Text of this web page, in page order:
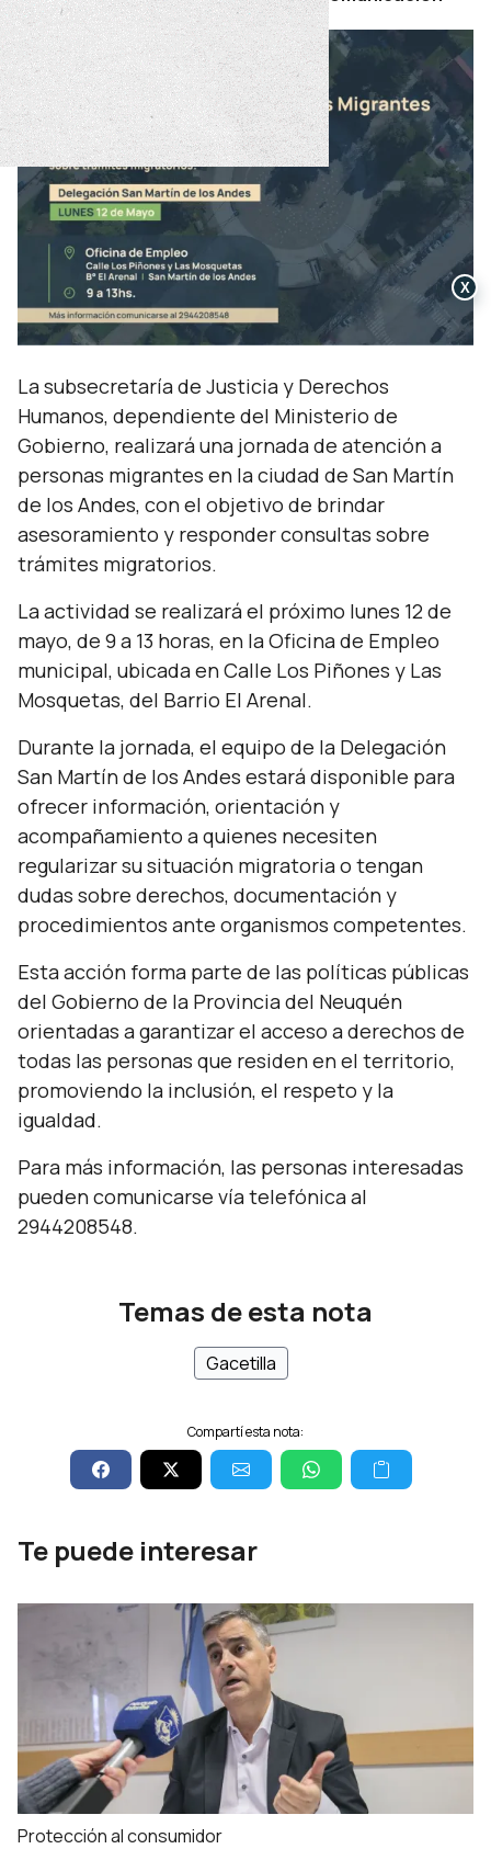
La subsecretaría de Justicia y Derechos
Humanos, dependiente del Ministerio de
Gobierno, realizará una jornada de atención a
personas migrantes en la ciudad de San Martín
de los Andes, con el objetivo de brindar
asesoramiento y responder consultas sobre
trámites migratorios.
La actividad se realizará el próximo lunes 12 de
mayo, de 9 a 13 horas, en la Oficina de Empleo
municipal, ubicada en Calle Los Piñones y Las
Mosquetas, del Barrio El Arenal.
Durante la jornada, el equipo de la Delegación
San Martín de los Andes estará disponible para
ofrecer información, orientación y
acompañamiento a quienes necesiten
regularizar su situación migratoria o tengan
dudas sobre derechos, documentación y
procedimientos ante organismos competentes.
Esta acción forma parte de las políticas públicas
del Gobierno de la Provincia del Neuquén
orientadas a garantizar el acceso a derechos de
todas las personas que residen en el territorio,
promoviendo la inclusión, el respeto y la
igualdad.
Para más información, las personas interesadas
pueden comunicarse vía telefónica al
2944208548.
Temas de esta nota
Gacetilla
Compartí esta nota:
Te puede interesar
Protección al consumidor
X